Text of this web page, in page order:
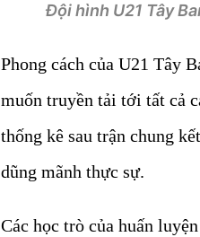
Đội hình U21 Tây
Phong cách của U21 Tây
muốn truyền tải tới tất cả
thống kê sau trận chung
dũng mãnh thực sự.
Các học trò của huấn